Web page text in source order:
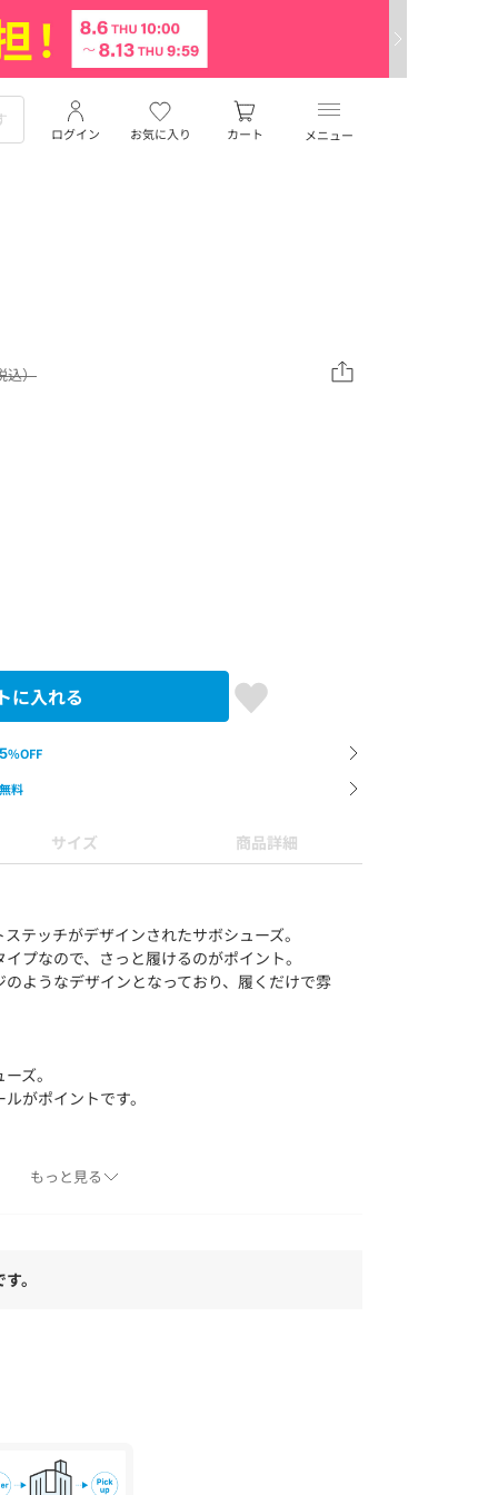
メニュー
お気に入り
ログイン カート
込）
に入れる
5%OFF
料
サイズ 商品詳細
テッチがデザインされたサボシューズ。
プなので、さっと履けるのがポイント。
ようなデザインとなっており、履くだけで雰
ズ。
がポイントです。
合わせがおすすめです。
、お使いのモニター環境により、実物と色味
もっと見る
。